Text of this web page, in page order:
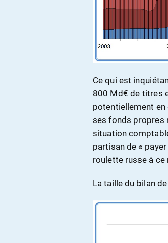
Ce qui est
800 Md€ de titres
potentiellement en
ses fonds propres
situation
partisan de «
roulette russe à ce
La taille du bilan